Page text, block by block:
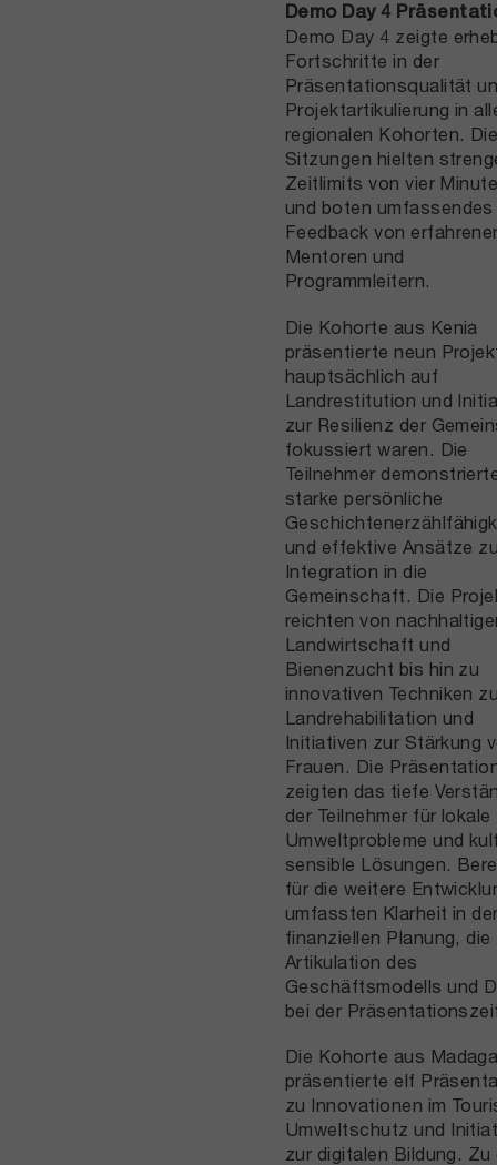
Demo Day 4
Demo Day 4 zeigte
Fortschritte in der
Präsentationsqualität
Projektartikulierung in
regionalen Kohorten.
Sitzungen hielten
Zeitlimits von vier
und boten umfassendes
Feedback von
Mentoren und
Programmleitern.
Die Kohorte aus Kenia
präsentierte neun
hauptsächlich auf
Landrestitution und
zur Resilienz der
fokussiert waren. Die
Teilnehmer
starke persönliche
und effektive Ansätze
Integration in die
Gemeinschaft. Die
reichten von
Landwirtschaft und
Bienenzucht bis hin zu
innovativen Techniken
Landrehabilitation und
Initiativen zur Stärkung
Frauen. Die
zeigten das tiefe
der Teilnehmer für lokale
Umweltprobleme und
sensible Lösungen.
für die weitere
umfassten Klarheit in
finanziellen Planung, die
Artikulation des
Geschäftsmodells und
bei der
Die Kohorte aus
präsentierte elf
zu Innovationen im
Umweltschutz und
zur digitalen Bildung. Zu